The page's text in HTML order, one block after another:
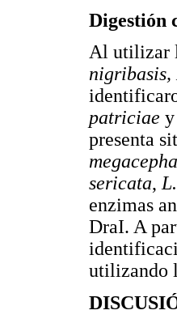
Digestión
Al utilizar
nigribasis,
patriciae
presenta
sericata,
enzimas
DraI. A
utilizando